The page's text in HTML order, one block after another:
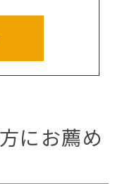
にお薦め